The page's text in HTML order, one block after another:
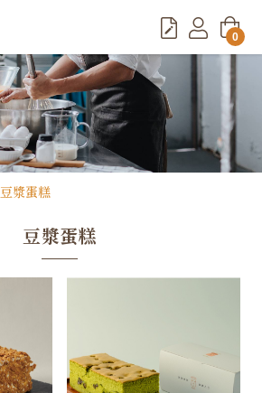
豆漿蛋糕
豆漿蛋糕
0